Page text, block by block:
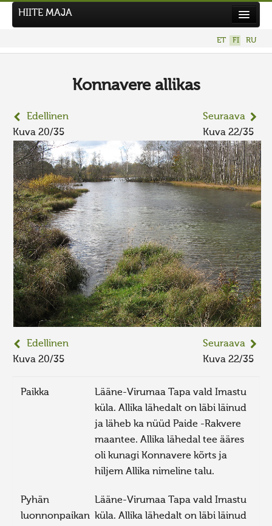
UUSI KUVAKILPAILU
AIEMMAT KILPAILUT
HIITE MAJA
ET FI RU
Konnavere allikas
Edellinen
Kuva 20/35
Seuraava
Kuva 22/35
Edellinen
Kuva 20/35
Seuraava
Kuva 22/35
Paikka
Lääne-Virumaa Tapa vald Imastu
küla. Allika lähedalt on läbi läinud
ja läheb ka nüüd Paide -Rakvere
maantee. Allika lähedal tee ääres
oli kunagi Konnavere kõrts ja
hiljem Allika nimeline talu.
Pyhän
luonnonpaikan
Lääne-Virumaa Tapa vald Imastu
küla. Allika lähedalt on läbi läinud